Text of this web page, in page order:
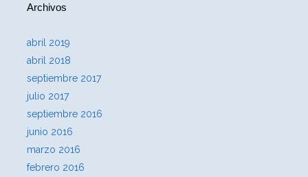
Archivos
abril 2019
abril 2018
septiembre 2017
julio 2017
septiembre 2016
junio 2016
marzo 2016
febrero 2016